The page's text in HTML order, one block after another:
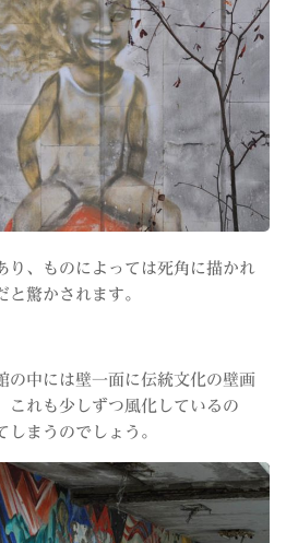
り、ものによっては死角に描かれ
驚かされます。
の中には壁一面に伝統文化の壁画
これも少しずつ風化しているの
まうのでしょう。